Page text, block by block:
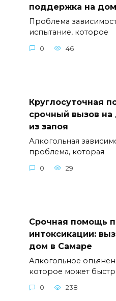
поддержка на
Проблема
испытание, которое
0 46
Круглосуточная
срочный вызов
из запоя
Алкогольная
проблема, которая
0 29
Срочная помощь
интоксикации:
дом в Самаре
Алкогольное
которое может
0 238